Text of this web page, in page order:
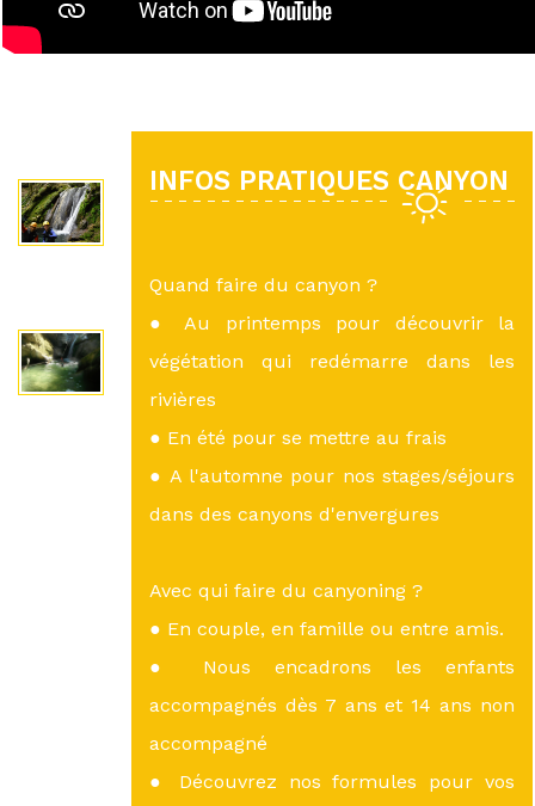
INFOS PRATIQUES CANYON
Quand faire du canyon ?
● Au printemps pour découvrir la
végétation qui redémarre dans les
rivières
● En été pour se mettre au frais
● A l'automne pour nos stages/séjours
dans des canyons d'envergures
Avec qui faire du canyoning ?
● En couple, en famille ou entre amis.
● Nous encadrons les enfants
accompagnés dès 7 ans et 14 ans non
accompagné
● Découvrez nos formules pour vos